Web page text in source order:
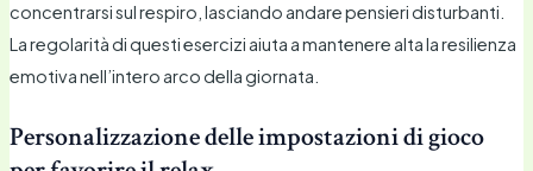
concentrarsi sul respiro, lasciando andare pensieri disturbanti.
La regolarità di questi esercizi aiuta a mantenere alta la resilienza
emotiva nell’intero arco della giornata.
Personalizzazione delle impostazioni di gioco